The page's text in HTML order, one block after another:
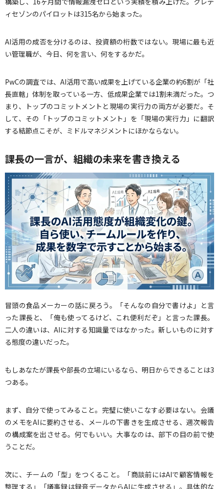
ィセゾンのパイロットは315名から始まった。
AI活用の成否を分けるのは、投資額の桁数ではない。現場に最も近
い管理職が、今日、何を言い、何をするかだ。
PwCの調査では、AI活用で高い成果を上げている企業の約6割が「社
長直轄」体制を取っている一方、低成果企業では1割未満だった。つ
まり、トップのコミットメントと現場の実行力の両方が必要だ。そ
して、その「トップのコミットメント」を「現場の実行力」に翻訳
する結節点こそが、ミドルマネジメントにほかならない。
課長の一言が、組織の未来を書き換える
冒頭の食品メーカーの話に戻ろう。「そんなの自分で書けよ」と言
った課長と、「俺も使ってるけど、これ便利だぞ」と言った課長。
二人の違いは、AIに対する知識量ではなかった。新しいものに対す
る態度の違いだった。
もしあなたが課長や部長の立場にいるなら、明日からできることは3
つある。
まず、自分で使ってみること。完璧に使いこなす必要はない。会議
のメモをAIに要約させる、メールの下書きを生成させる、週次報告
の構成案を出させる。何でもいい。大事なのは、部下の目の前で使
うことだ。
次に、チームの「型」をつくること。「商談前にはAIで顧客情報を
整理する」「議事録は録音データからAIに生成させる」。具体的な